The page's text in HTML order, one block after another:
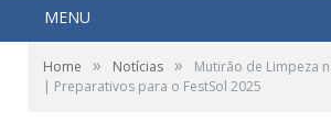
MENU
Home » Notícias »
Mutirão de Limpeza
| Preparativos para o FestSol 2025